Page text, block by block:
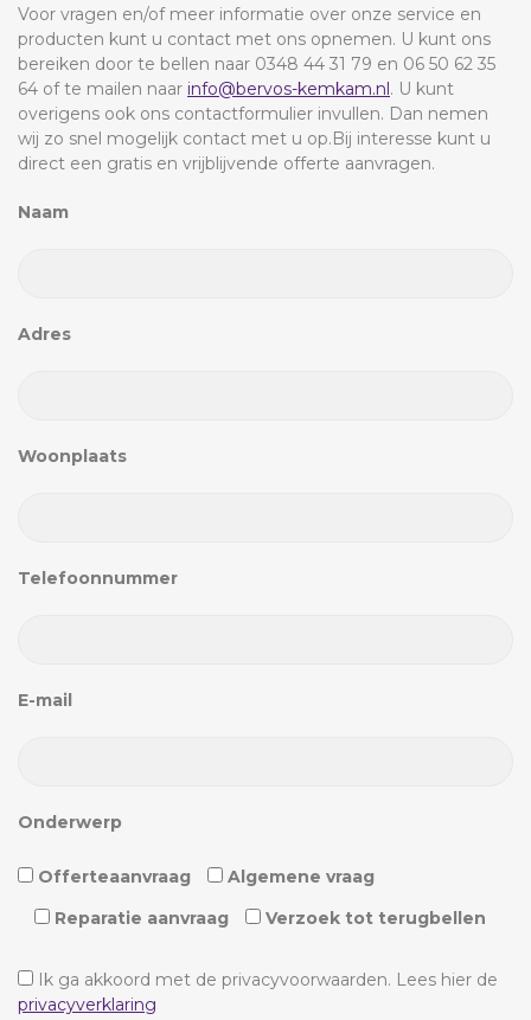
Voor vragen en/of meer informatie over onze service en
producten kunt u contact met ons opnemen. U kunt ons
bereiken door te bellen naar 0348 44 31 79 en 06 50 62 35
64 of te mailen naar info@bervos-kemkam.nl. U kunt
overigens ook ons contactformulier invullen. Dan nemen
wij zo snel mogelijk contact met u op.Bij interesse kunt u
direct een gratis en vrijblijvende offerte aanvragen.
Naam
Adres
Woonplaats
Telefoonnummer
E-mail
Onderwerp
Offerteaanvraag
Algemene vraag
Reparatie aanvraag
Verzoek tot terugbellen
Ik ga akkoord met de privacyvoorwaarden. Lees hier de
privacyverklaring